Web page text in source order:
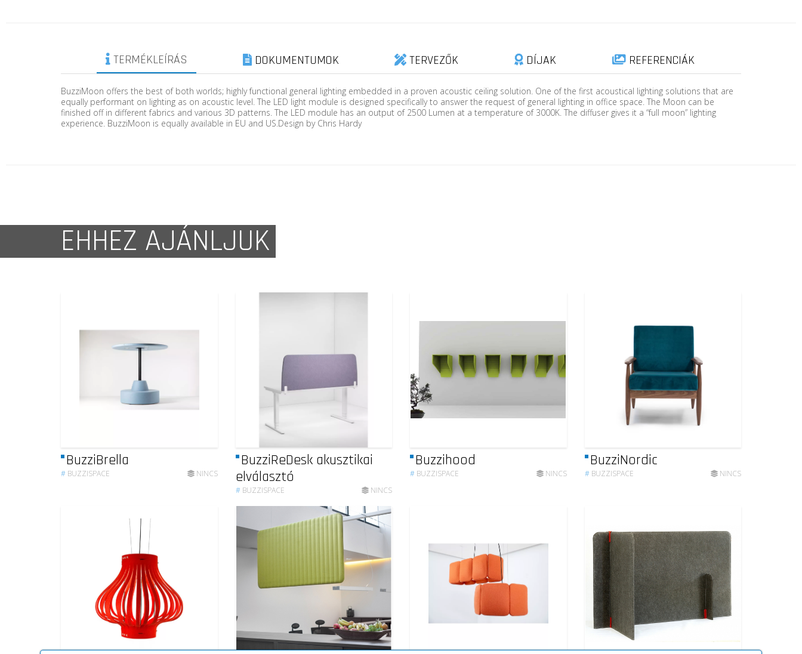
TERMÉKLEÍRÁS DOKUMENTUMOK TERVEZŐK DÍJAK REFERENCIÁK
BuzziMoon offers the best of both worlds; highly functional general lighting embedded in a proven acoustic ceiling solution. One of the first acoustical lighting solutions that are
equally performant on lighting as on acoustic level. The LED light module is designed specifically to answer the request of general lighting in office space. The Moon can be
finished off in different fabrics and various 3D patterns. The LED module has an output of 2500 Lumen at a temperature of 3000K. The diffuser gives it a “full moon” lighting
experience. BuzziMoon is equally available in EU and US.Design by Chris Hardy
EHHEZ AJÁNLJUK
BuzziBrella
# BUZZISPACE NINCS
BuzziReDesk akusztikai
elválasztó
# BUZZISPACE NINCS
Buzzihood
# BUZZISPACE NINCS
BuzziNordic
# BUZZISPACE NINCS